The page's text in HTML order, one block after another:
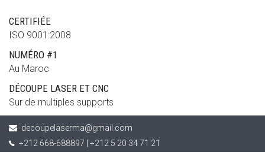
CERTIFIÉE
ISO 9001:2008
NUMÉRO #1
Au Maroc
DÉCOUPE LASER ET CNC
Sur de multiples supports
decoupelaserma@gmail.com
+212 668-688897 | +212 5 20 34 71 21